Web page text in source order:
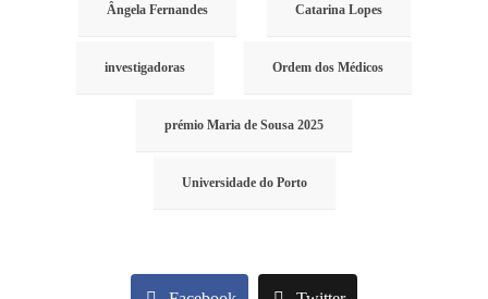
Ângela Fernandes Catarina Lopes
investigadoras Ordem dos Médicos
prémio Maria de Sousa 2025
Universidade do Porto